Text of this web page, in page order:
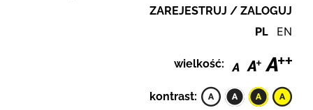
ZAREJESTRUJ / ZALOGUJ
PL EN
wielkość:
kontrast: